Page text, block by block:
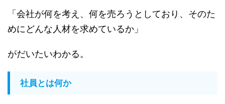
「会社が何を考え、何を売ろうとしており、そのた
めにどんな人材を求めているか」
がだいたいわかる。
社員とは何か